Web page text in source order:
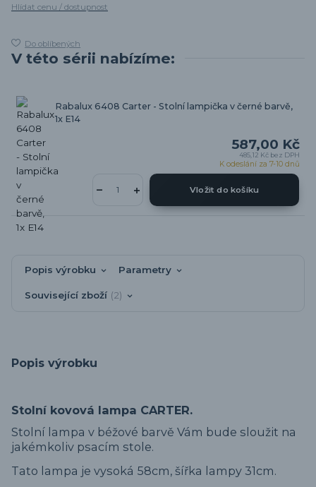
Hlídat cenu / dostupnost
Do oblíbených
V této sérii nabízíme:
Rabalux 6408 Carter - Stolní lampička v černé barvě,
1x E14
587,00 Kč
485,12 Kč bez DPH
K odeslání za 7-10 dnů
Vložit do košíku
Popis výrobku Parametry
Související zboží 2
Popis výrobku
Stolní kovová lampa CARTER.
Stolní lampa v béžové barvě Vám bude sloužit na
jakémkoliv psacím stole.
Tato lampa je vysoká 58cm, šířka lampy 31cm.